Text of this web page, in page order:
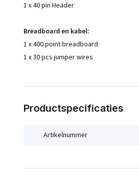
1 x 40 pin Header
Breadboard en kabel:
1 x 400 point breadboard
1 x 30 pcs jumper wires
Productspecificaties
Artikelnummer